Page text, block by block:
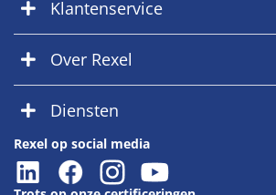
Klantenservice
Over Rexel
Diensten
Rexel op social media